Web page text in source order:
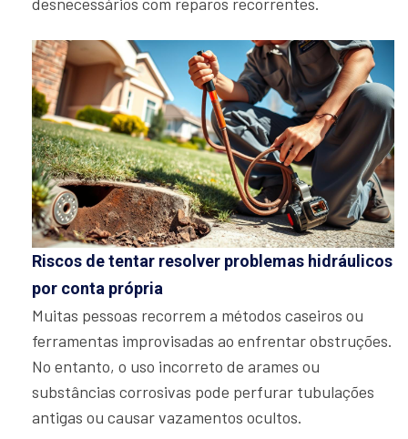
desnecessários com reparos recorrentes.
Riscos de tentar resolver problemas hidráulicos
por conta própria
Muitas pessoas recorrem a métodos caseiros ou
ferramentas improvisadas ao enfrentar obstruções.
No entanto, o uso incorreto de arames ou
substâncias corrosivas pode perfurar tubulações
antigas ou causar vazamentos ocultos.